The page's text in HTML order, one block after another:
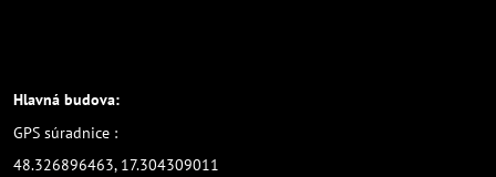
Hlavná budova:
GPS súradnice :
48.326896463, 17.304309011